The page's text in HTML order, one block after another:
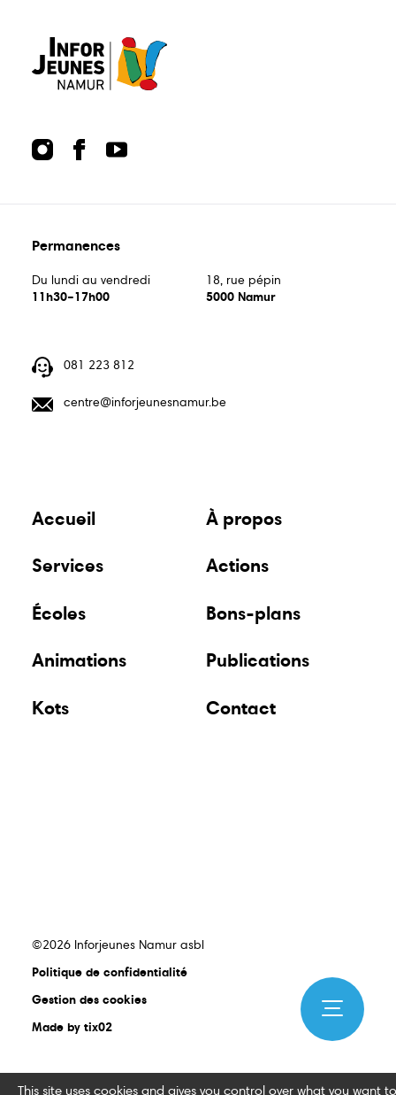
081 223 812
centre@inforjeunesnamur.be
Permanences
Du lundi au vendredi
11h30–17h00
18, rue pépin
5000 Namur
Accueil À propos
Services Actions
Écoles Bons-plans
Animations Publications
Kots Contact
©2026 Inforjeunes Namur asbl
Politique de confidentialité
Gestion des cookies
Made by tix02
Du lundi au vendredi
Publications
Points
This site uses cookies and gives you control over what you want to